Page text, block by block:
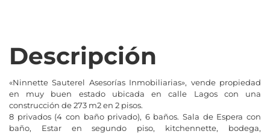
Descripción
«Ninnette Sauterel Asesorías Inmobiliarias», vende propiedad
en muy buen estado ubicada en calle Lagos con una
construcción de 273 m2 en 2 pisos.
8 privados (4 con baño privado), 6 baños. Sala de Espera con
baño, Estar en segundo piso, kitchennette, bodega,